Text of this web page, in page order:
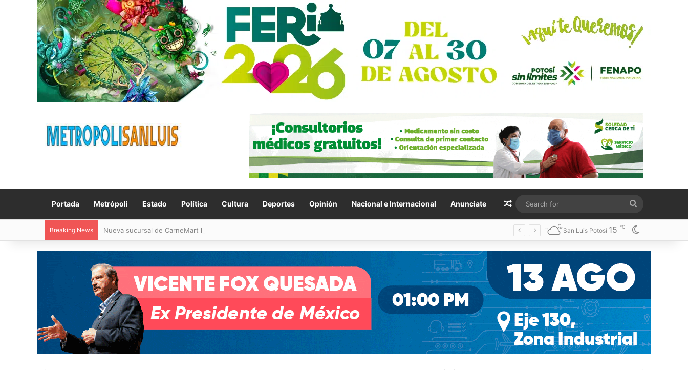
Portada Metrópoli Estado Política Cultura Deportes Opinión Nacional e Internacional Anunciate Random Article
for
Breaking News Nueva sucursal de CarneMart llega a Villa de Pozos con inversión y generación de empleos San Luis Potosí 15 ℃